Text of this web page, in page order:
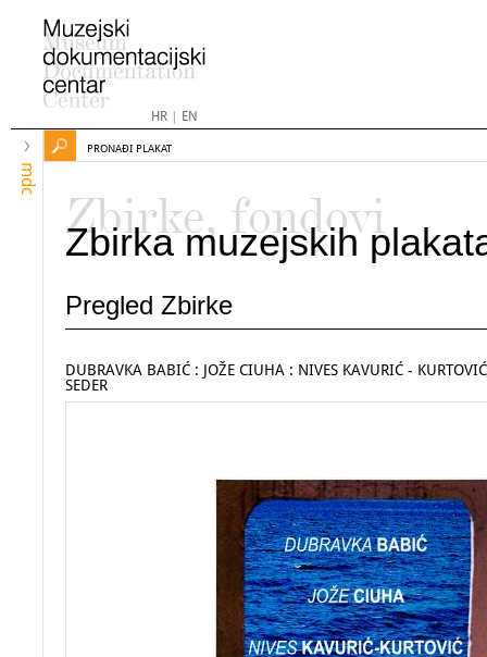
HR| EN
mdc
PRONAĐI PLAKAT
Zbirke, fondovi
Zbirka muzejskih
Pregled Zbirke
DUBRAVKA BABIĆ : JOŽE CIUHA : NIVES KAVURIĆ -
SEDER